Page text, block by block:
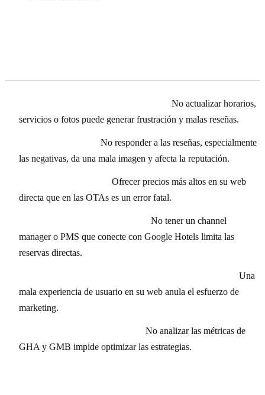
No actualizar horarios,
servicios o fotos puede generar frustración y malas reseñas.
No responder a las reseñas, especialmente
las negativas, da una mala imagen y afecta la reputación.
Ofrecer precios más altos en su web
directa que en las OTAs es un error fatal.
No tener un channel
manager o PMS que conecte con Google Hotels limita las
reservas directas.
Una
mala experiencia de usuario en su web anula el esfuerzo de
marketing.
No analizar las métricas de
GHA y GMB impide optimizar las estrategias.